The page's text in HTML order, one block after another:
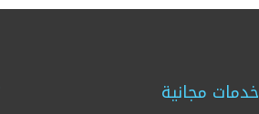
خدمات مجانية